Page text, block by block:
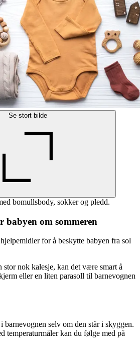
Se stort bilde
bomullsbody, sokker og pledd.
babyen om sommeren
for å beskytte babyen fra sol
stor nok kalesje, kan det være smart å
eller en liten parasoll til barnevognen
barnevognen selv om den står i skyggen.
temperaturmåler kan du følge med på